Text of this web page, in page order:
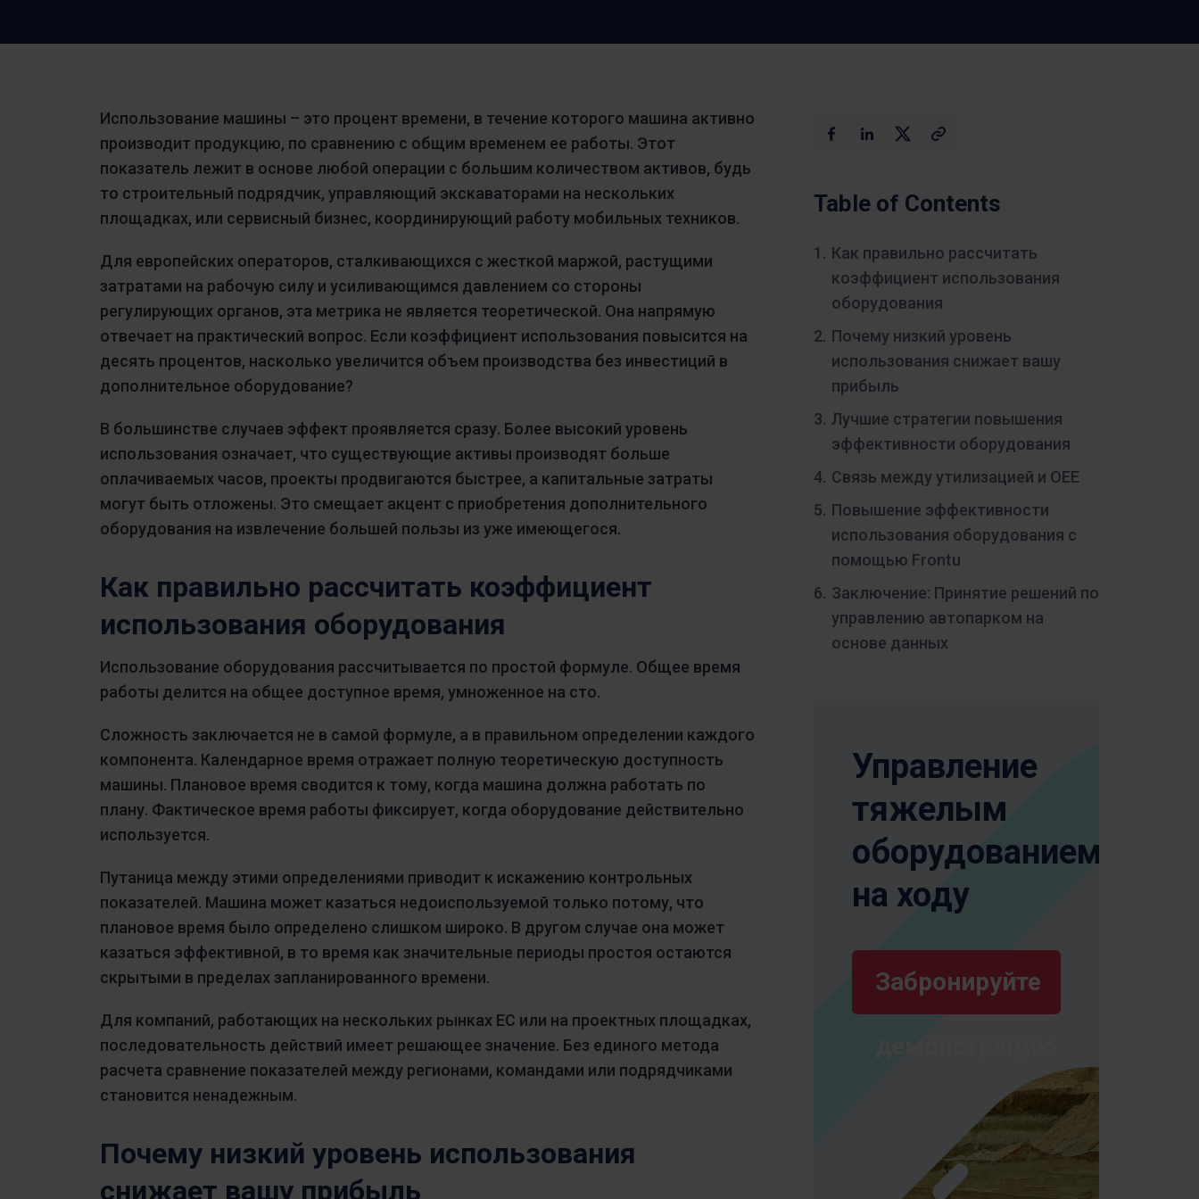
решения
многое другое
Использование машины – это процент времени, в течение которого машина активно
производит продукцию, по сравнению с общим временем ее работы. Этот
показатель лежит в основе любой операции с большим количеством активов, будь
то строительный подрядчик, управляющий экскаваторами на нескольких
площадках, или сервисный бизнес, координирующий работу мобильных техников.
Для европейских операторов, сталкивающихся с жесткой маржой, растущими
затратами на рабочую силу и усиливающимся давлением со стороны
регулирующих органов, эта метрика не является теоретической. Она напрямую
отвечает на практический вопрос. Если коэффициент использования повысится на
десять процентов, насколько увеличится объем производства без инвестиций в
дополнительное оборудование?
В большинстве случаев эффект проявляется сразу. Более высокий уровень
использования означает, что существующие активы производят больше
оплачиваемых часов, проекты продвигаются быстрее, а капитальные затраты
могут быть отложены. Это смещает акцент с приобретения дополнительного
оборудования на извлечение большей пользы из уже имеющегося.
Как правильно рассчитать коэффициент
использования оборудования
Использование оборудования рассчитывается по простой формуле. Общее время
работы делится на общее доступное время, умноженное на сто.
Сложность заключается не в самой формуле, а в правильном определении каждого
компонента. Календарное время отражает полную теоретическую доступность
машины. Плановое время сводится к тому, когда машина должна работать по
плану. Фактическое время работы фиксирует, когда оборудование действительно
используется.
Путаница между этими определениями приводит к искажению контрольных
показателей. Машина может казаться недоиспользуемой только потому, что
плановое время было определено слишком широко. В другом случае она может
казаться эффективной, в то время как значительные периоды простоя остаются
скрытыми в пределах запланированного времени.
Для компаний, работающих на нескольких рынках ЕС или на проектных площадках,
последовательность действий имеет решающее значение. Без единого метода
расчета сравнение показателей между регионами, командами или подрядчиками
становится ненадежным.
Почему низкий уровень использования
снижает вашу прибыль
Table of Contents
Как правильно рассчитать
коэффициент использования
оборудования
Почему низкий уровень
использования снижает вашу
прибыль
Лучшие стратегии повышения
эффективности оборудования
Связь между утилизацией и OEE
Повышение эффективности
использования оборудования с
помощью Frontu
Заключение: Принятие решений по
управлению автопарком на
основе данных
Управление
тяжелым
оборудованием
на ходу
Забронируйте